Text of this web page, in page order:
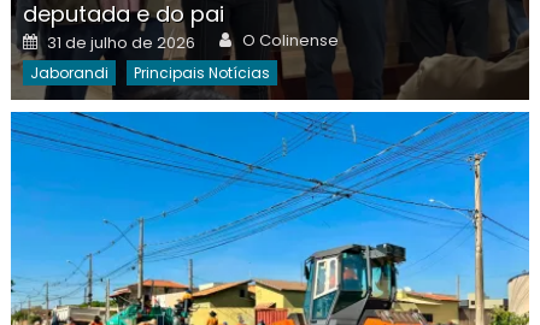
deputada e do pai
Posted
on
31 de julho de 2026 Author
O Colinense
Jaborandi Principais Notícias